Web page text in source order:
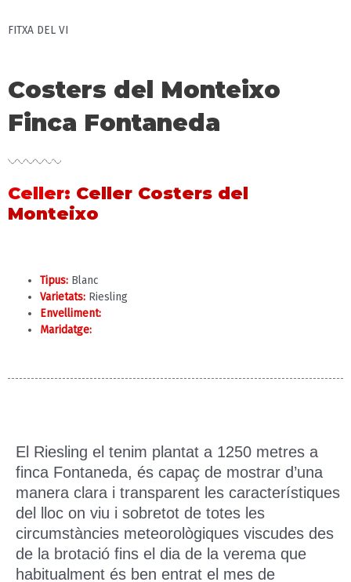
FITXA DEL VI
Costers del Monteixo
Finca Fontaneda
Celler: Celler Costers del
Monteixo
Tipus: Blanc
Varietats: Riesling
Envelliment:
Maridatge:
El Riesling el tenim plantat a 1250 metres a
finca Fontaneda, és capaç de mostrar d’una
manera clara i transparent les característiques
del lloc on viu i sobretot de totes les
circumstàncies meteorològiques viscudes des
de la brotació fins el dia de la verema que
habitualment és ben entrat el mes de